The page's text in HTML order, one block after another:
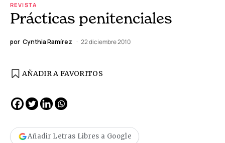
REVISTA
Prácticas penitenciales
por Cynthia Ramírez 22 diciembre 2010
AÑADIR A FAVORITOS
Añadir Letras Libres a Google